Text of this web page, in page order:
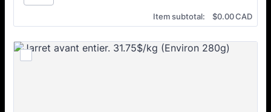
Item subtotal: $0.00 CAD
$0.00CAD